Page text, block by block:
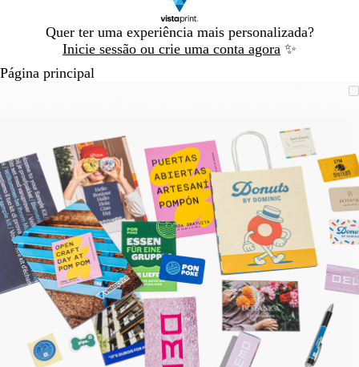
Quer ter uma experiência mais personalizada?
Inicie sessão ou crie uma conta agora ✨
Diapositivo
1
Página principal
de
menos
e
mais
para
fazer
zoom
e
as
de
seta
para
deslocar